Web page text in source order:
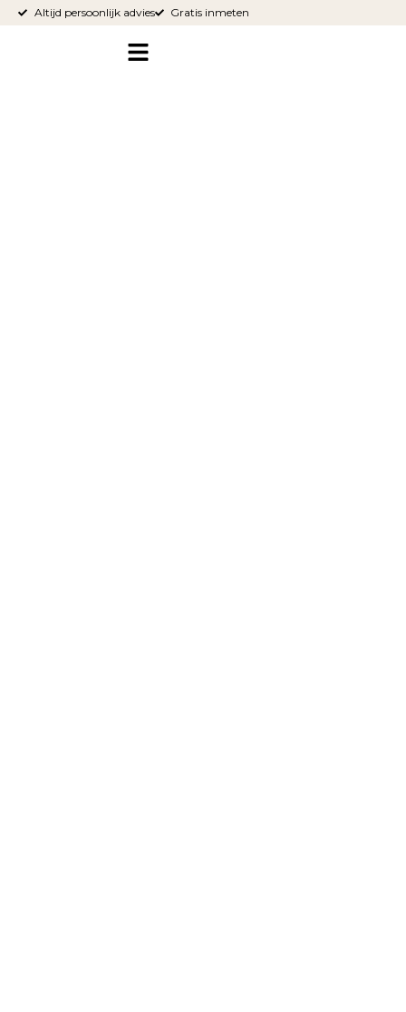
Altijd persoonlijk advies Gratis inmeten